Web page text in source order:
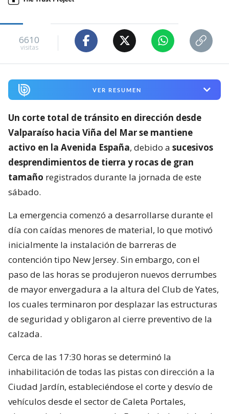
6610
visitas
VER RESUMEN
Un corte total de tránsito en dirección desde
Valparaíso hacia Viña del Mar se mantiene
activo en la Avenida España, debido a sucesivos
desprendimientos de tierra y rocas de gran
tamaño registrados durante la jornada de este
sábado.
La emergencia comenzó a desarrollarse durante el
día con caídas menores de material, lo que motivó
inicialmente la instalación de barreras de
contención tipo New Jersey. Sin embargo, con el
paso de las horas se produjeron nuevos derrumbes
de mayor envergadura a la altura del Club de Yates,
los cuales terminaron por desplazar las estructuras
de seguridad y obligaron al cierre preventivo de la
calzada.
Cerca de las 17:30 horas se determinó la
inhabilitación de todas las pistas con dirección a la
Ciudad Jardín, estableciéndose el corte y desvío de
vehículos desde el sector de Caleta Portales,